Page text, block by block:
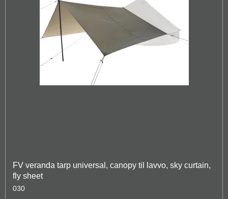
FV veranda tarp universal, canopy til lavvo, sky curtain,
fly sheet
030